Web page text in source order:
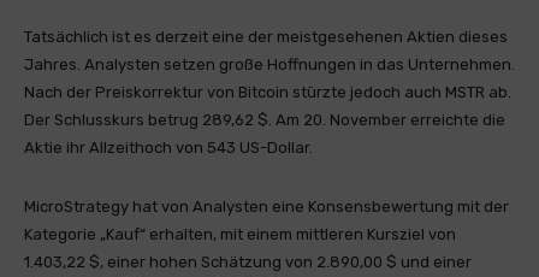
Tatsächlich ist es derzeit eine der meistgesehenen Aktien dieses
Jahres. Analysten setzen große Hoffnungen in das Unternehmen.
Nach der Preiskorrektur von Bitcoin stürzte jedoch auch MSTR ab.
Der Schlusskurs betrug 289,62 $. Am 20. November erreichte die
Aktie ihr Allzeithoch von 543 US-Dollar.
MicroStrategy hat von Analysten eine Konsensbewertung mit der
Kategorie „Kauf“ erhalten, mit einem mittleren Kursziel von
1.403,22 $, einer hohen Schätzung von 2.890,00 $ und einer